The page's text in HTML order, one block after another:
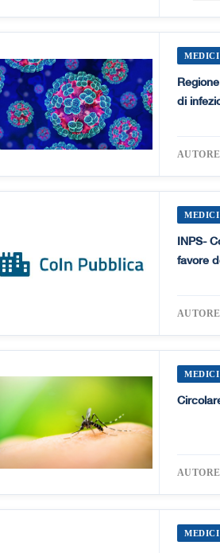
MEDICI
di
MEDICI
INPS-
favore
MEDICI
MEDICI